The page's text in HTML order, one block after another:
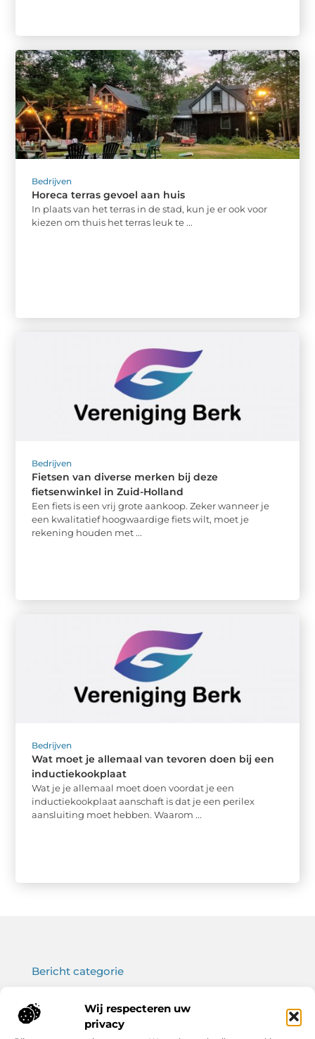
Wij respecteren uw
privacy
Bedrijven
Horeca terras gevoel aan huis
In plaats van het terras in de stad, kun je er ook voor
kiezen om thuis het terras leuk te ...
Bedrijven
Fietsen van diverse merken bij deze
fietsenwinkel in Zuid-Holland
Een fiets is een vrij grote aankoop. Zeker wanneer je
een kwalitatief hoogwaardige fiets wilt, moet je
rekening houden met ...
Bedrijven
Wat moet je allemaal van tevoren doen bij een
inductiekookplaat
Wat je je allemaal moet doen voordat je een
inductiekookplaat aanschaft is dat je een perilex
aansluiting moet hebben. Waarom ...
Bericht categorie